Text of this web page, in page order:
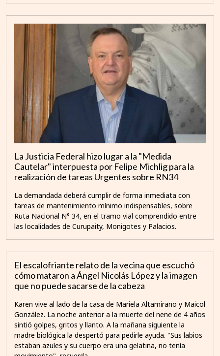
La Justicia Federal hizo lugar a la "Medida
Cautelar" interpuesta por Felipe Michlig para la
realización de tareas Urgentes sobre RN34
La demandada deberá cumplir de forma inmediata con
tareas de mantenimiento mínimo indispensables, sobre
Ruta Nacional N° 34, en el tramo vial comprendido entre
las localidades de Curupaity, Monigotes y Palacios.
El escalofriante relato de la vecina que escuchó
cómo mataron a Ángel Nicolás López y la imagen
que no puede sacarse de la cabeza
Karen vive al lado de la casa de Mariela Altamirano y Maicol
González. La noche anterior a la muerte del nene de 4 años
sintió golpes, gritos y llanto. A la mañana siguiente la
madre biológica la despertó para pedirle ayuda. "Sus labios
estaban azules y su cuerpo era una gelatina, no tenía